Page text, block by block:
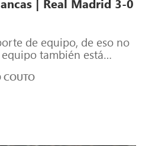
de equipo, de eso no
también está